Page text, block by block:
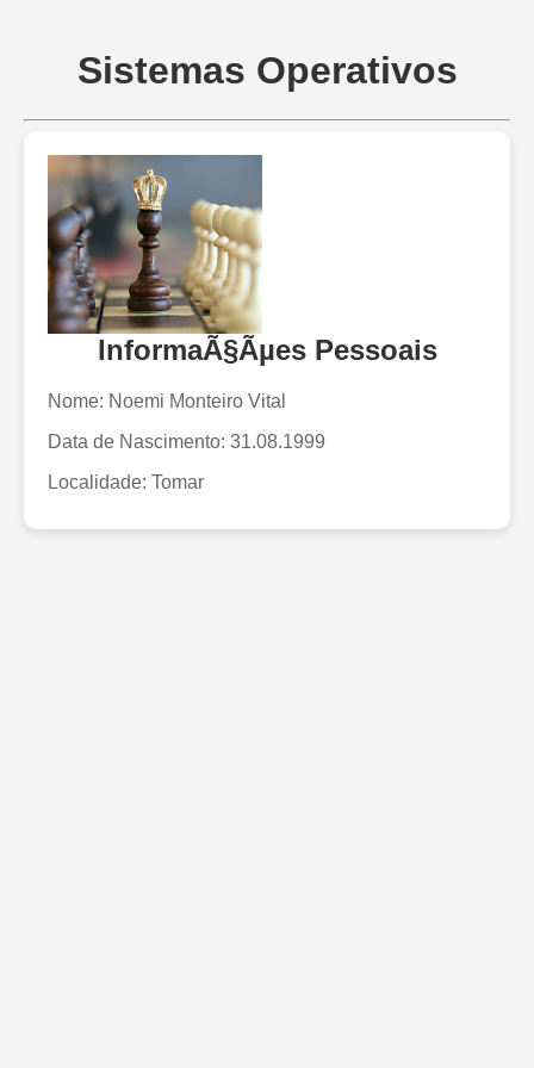
Sistemas Operativos
InformaÃ§Ãµes Pessoais
Nome: Noemi Monteiro Vital
Data de Nascimento: 31.08.1999
Localidade: Tomar